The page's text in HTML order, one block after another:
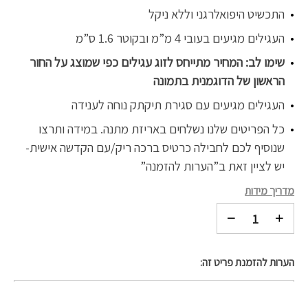
התכשיט היפואלרגני וללא ניקל
העגילים מגיעים בעובי 4 מ”מ ובקוטר 1.6 ס”מ
שימו לב: המחיר מתייחס לזוג עגילים כפי שמוצג על החור
הראשון של הדוגמנית בתמונה
העגילים מגיעים עם סגירת תיקתק נוחה לענידה
כל הפריטים שלנו נשלחים באריזת מתנה. במידה ותרצו
שנוסיף לכם לחבילה כרטיס ברכה ריק/עם הקדשה אישית-
יש לציין זאת ב”הערות להזמנה”
מדריך מידות
הערות להזמנת פריט זה: